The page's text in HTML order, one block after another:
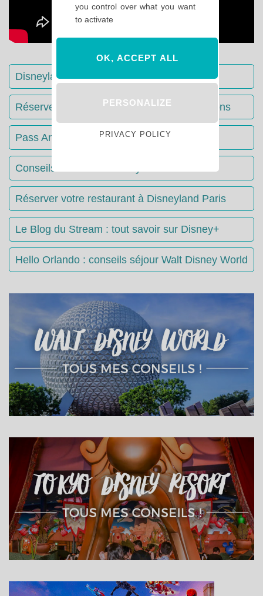
Disneyland Paris : Le guide complet
Réserver votre séjour : toutes les informations
Pass Annuels Disney : informations
Conseils & Astuces Disneyland Paris
Réserver votre restaurant à Disneyland Paris
Le Blog du Stream : tout savoir sur Disney+
Hello Orlando : conseils séjour Walt Disney World
you control over what you want
to activate
OK, ACCEPT ALL
PERSONALIZE
PRIVACY POLICY